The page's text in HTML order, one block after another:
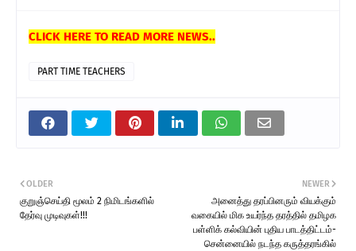
CLICK HERE TO READ MORE NEWS..
PART TIME TEACHERS
NEWER
அனைத்து தரப்பினரும் வியக்கும்
வகையில் மிக உயர்ந்த தரத்தில் தமிழக
பள்ளிக் கல்வியின் புதிய பாடத்திட்டம்-
சென்னையில் நடந்த கருத்தரங்கில்
OLDER
குறுஞ்செய்தி மூலம் 2 நிமிடங்களில்
தேர்வு முடிவுகள்!!!